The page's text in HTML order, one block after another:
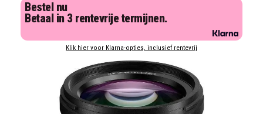
Bestel nu
Betaal in 3 rentevrije termijnen.
Klik hier voor Klarna-opties, inclusief rentevrij